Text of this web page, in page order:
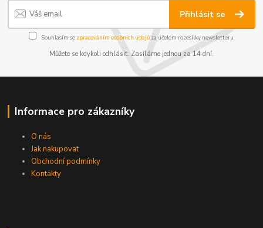
Přihlásit se
Souhlasím se zpracováním osobních údajůza účelem rozesílky newsletteru.
Můžete se kdykoli odhlásit. Zasíláme jednou za 14 dní.
Informace pro zákazníky
O nás
Jak nakupovat
Obchodní podmínky
Kontakty